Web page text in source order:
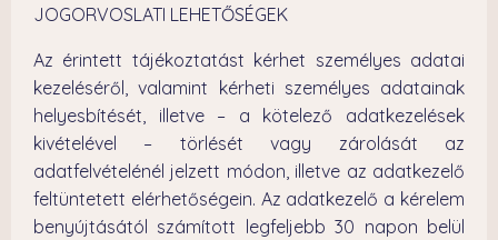
JOGORVOSLATI LEHETŐSÉGEK
Az érintett tájékoztatást kérhet személyes adatai
kezeléséről, valamint kérheti személyes adatainak
helyesbítését, illetve – a kötelező adatkezelések
kivételével – törlését vagy zárolását az
adatfelvételénél jelzett módon, illetve az adatkezelő
feltüntetett elérhetőségein. Az adatkezelő a kérelem
benyújtásától számított legfeljebb 30 napon belül